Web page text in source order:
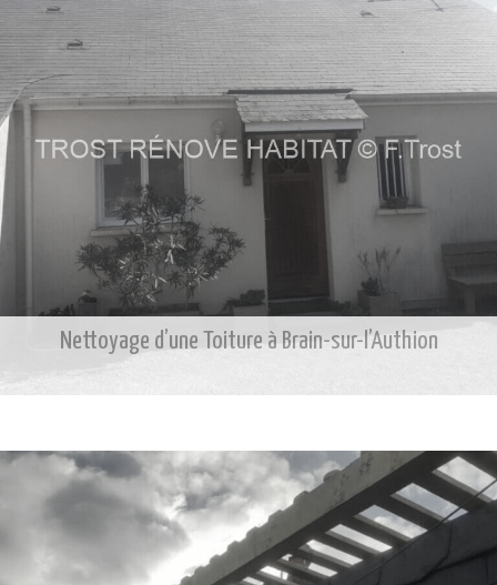
Nettoyage d’une Toiture à Brain-sur-l’Authion